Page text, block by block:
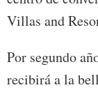
Villas and
Por segundo
recibirá a la